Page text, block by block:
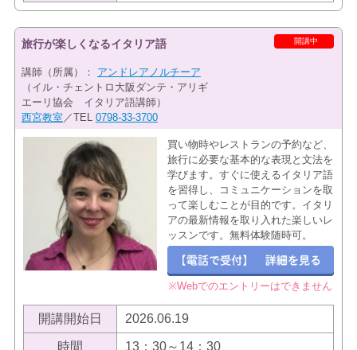
開講中
旅行が楽しくなるイタリア語
講師（所属）： アンドレアノルチーア
（イル・チェントロ大阪ダンテ・アリギ
エーリ協会 イタリア語講師）
西宮教室 ／TEL 0798-33-3700
買い物時やレストランの予約など、
旅行に必要な基本的な表現と文法を
学びます。すぐに使えるイタリア語
を習得し、コミュニケーションを取
って楽しむことが目的です。イタリ
アの最新情報を取り入れた楽しいレ
ッスンです。無料体験随時可。
※Webでのエントリーはできません
開講開始日 2026.06.19
時間 13：30～14：30